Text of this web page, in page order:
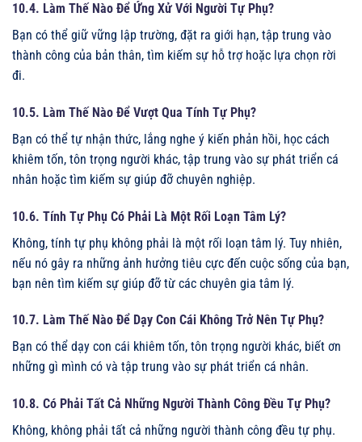
10.4. Làm Thế Nào Để Ứng Xử Với Người Tự Phụ?
Bạn có thể giữ vững lập trường, đặt ra giới hạn, tập trung vào
thành công của bản thân, tìm kiếm sự hỗ trợ hoặc lựa chọn rời
đi.
10.5. Làm Thế Nào Để Vượt Qua Tính Tự Phụ?
Bạn có thể tự nhận thức, lắng nghe ý kiến phản hồi, học cách
khiêm tốn, tôn trọng người khác, tập trung vào sự phát triển cá
nhân hoặc tìm kiếm sự giúp đỡ chuyên nghiệp.
10.6. Tính Tự Phụ Có Phải Là Một Rối Loạn Tâm Lý?
Không, tính tự phụ không phải là một rối loạn tâm lý. Tuy nhiên,
nếu nó gây ra những ảnh hưởng tiêu cực đến cuộc sống của bạn,
bạn nên tìm kiếm sự giúp đỡ từ các chuyên gia tâm lý.
10.7. Làm Thế Nào Để Dạy Con Cái Không Trở Nên Tự Phụ?
Bạn có thể dạy con cái khiêm tốn, tôn trọng người khác, biết ơn
những gì mình có và tập trung vào sự phát triển cá nhân.
10.8. Có Phải Tất Cả Những Người Thành Công Đều Tự Phụ?
Không, không phải tất cả những người thành công đều tự phụ.